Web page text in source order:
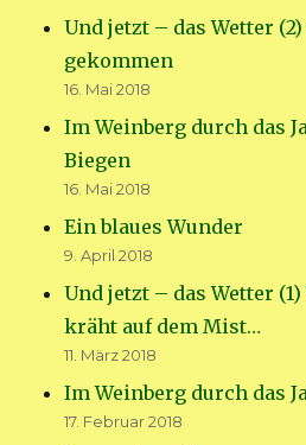
Und jetzt – das Wetter
gekommen
16. Mai 2018
Im Weinberg durch das
Biegen
16. Mai 2018
Ein blaues Wunder
9. April 2018
Und jetzt – das Wetter
kräht auf dem Mist…
11. März 2018
Im Weinberg durch das
17. Februar 2018